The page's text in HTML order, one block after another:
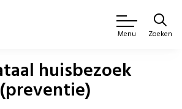
Menu Zoeken
huisbezoek
(preventie)